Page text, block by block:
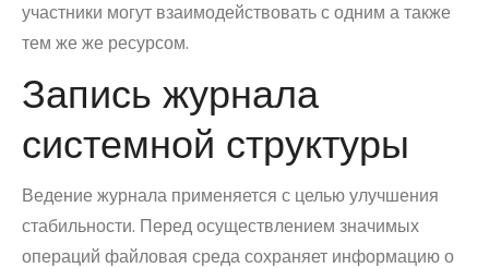
участники могут взаимодействовать с одним а также
тем же же ресурсом.
Запись журнала
системной структуры
Ведение журнала применяется с целью улучшения
стабильности. Перед осуществлением значимых
операций файловая среда сохраняет информацию о